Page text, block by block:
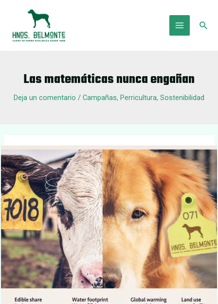
Main
Las matemáticas nunca engañan
Deja un comentario / Campañas, Perricultura, Sostenibilidad